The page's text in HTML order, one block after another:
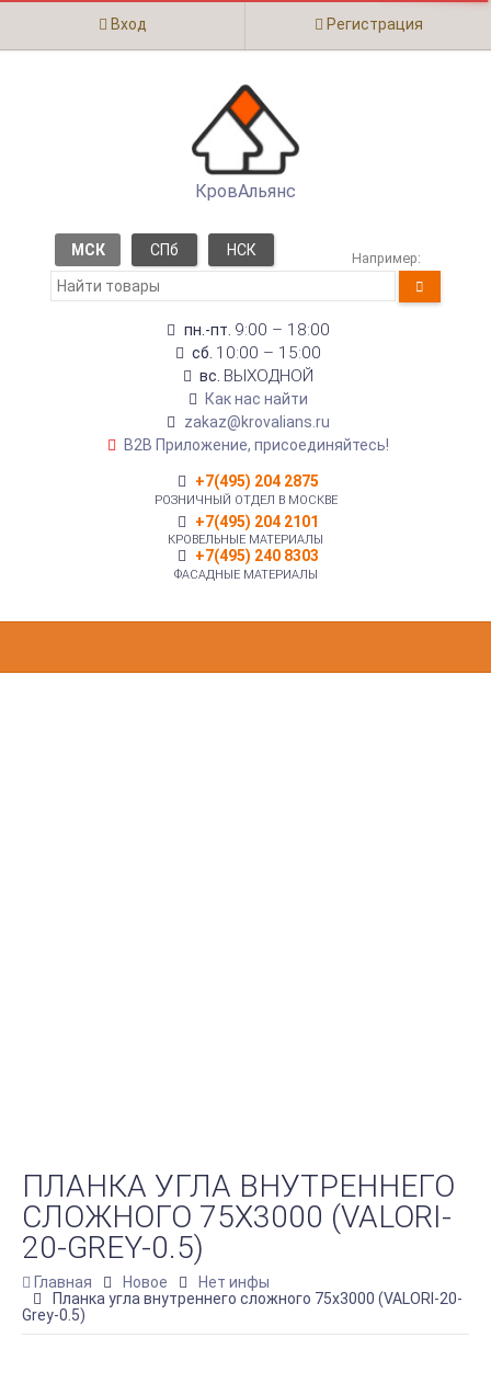
Вход Регистрация
КровАльянс
МСК СПб НСК Например:
пн.-пт. 9:00 – 18:00
сб. 10:00 – 15:00
вс. ВЫХОДНОЙ
Как нас найти
zakaz@krovalians.ru
B2B Приложение, присоединяйтесь!
+7(495) 204 2875
РОЗНИЧНЫЙ ОТДЕЛ В МОСКВЕ
+7(495) 204 2101
КРОВЕЛЬНЫЕ МАТЕРИАЛЫ
+7(495) 240 8303
ФАСАДНЫЕ МАТЕРИАЛЫ
ПЛАНКА УГЛА ВНУТРЕННЕГО
СЛОЖНОГО 75Х3000 (VALORI-
20-GREY-0.5)
Главная Новое
Нет инфы
Планка угла внутреннего сложного 75х3000 (VALORI-20-
Grey-0.5)